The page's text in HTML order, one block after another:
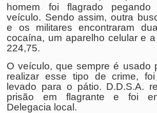
homem foi flagrado
veículo. Sendo assim, outra
e os militares encontraram
cocaína, um aparelho celular e
224,75.
O veículo, que sempre é usado
realizar esse tipo de crime,
levado para o pátio. D.D.S.A.
prisão em flagrante e foi
Delegacia local.